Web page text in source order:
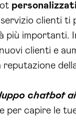
personalizzati
servizio clienti
importanti.
clienti e
chatbot
capire le